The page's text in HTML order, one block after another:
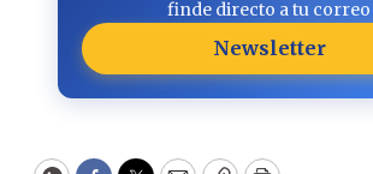
finde directo a tu correo
Newsletter